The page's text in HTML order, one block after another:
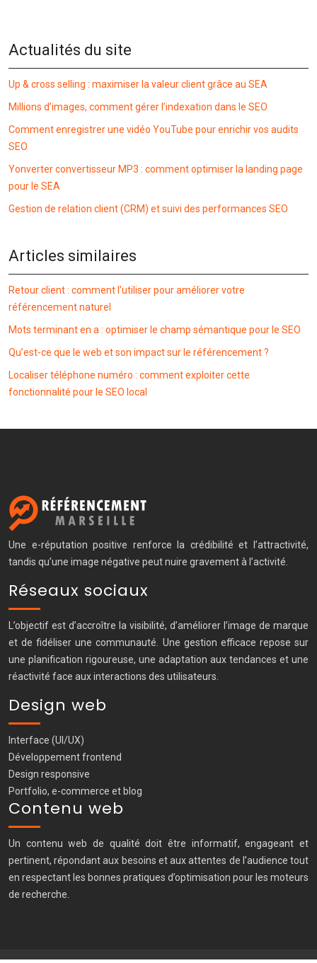
Actualités du site
Up & cross selling : maximiser la valeur client grâce au SEA
Millions d’images, comment gérer l’indexation dans le SEO
Comment enregistrer une vidéo YouTube pour enrichir vos audits
SEO
Yonverter convertisseur MP3 : comment optimiser la landing page
pour le SEA
Gestion de relation client (CRM) et suivi des performances SEO
Articles similaires
Retour client : comment l’utiliser pour améliorer votre
référencement naturel
Mots terminant en a : optimiser le champ sémantique pour le SEO
Qu’est-ce que le web et son impact sur le référencement ?
Localiser téléphone numéro : comment exploiter cette
fonctionnalité pour le SEO local
Une e-réputation positive renforce la crédibilité et l’attractivité,
tandis qu’une image négative peut nuire gravement à l’activité.
Réseaux sociaux
L’objectif est d’accroître la visibilité, d’améliorer l’image de marque
et de fidéliser une communauté. Une gestion efficace repose sur
une planification rigoureuse, une adaptation aux tendances et une
réactivité face aux interactions des utilisateurs.
Design web
Interface (UI/UX)
Développement frontend
Design responsive
Portfolio, e-commerce et blog
Contenu web
Un contenu web de qualité doit être informatif, engageant et
pertinent, répondant aux besoins et aux attentes de l’audience tout
en respectant les bonnes pratiques d’optimisation pour les moteurs
de recherche.